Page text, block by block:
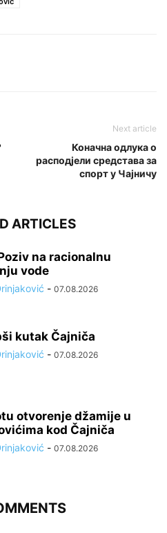
Next article
Коначна одлука о
расподјели средстава за
спорт у Чајничу
ARTICLES
na racionalnu
vode
- 07.08.2026
kutak Čajniča
- 07.08.2026
otvorenje džamije u
kod Čajniča
- 07.08.2026